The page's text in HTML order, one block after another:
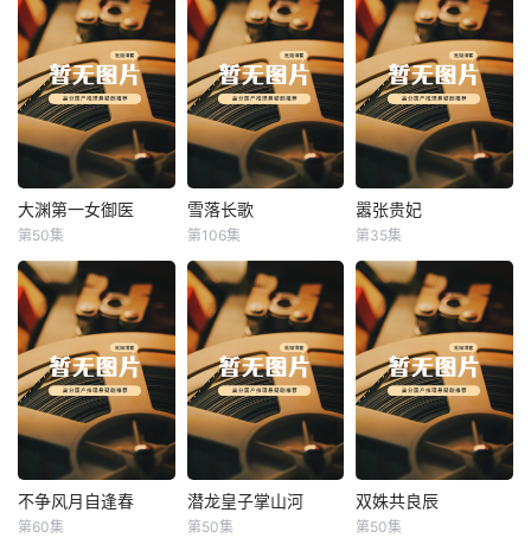
大渊第一女御医
大渊第一女御医
第50集
雪落长歌
雪落长歌
第106集
嚣张贵妃
嚣张贵妃
第35集
不争风月自逢春
不争风月自逢春
第60集
潜龙皇子掌山河
潜龙皇子掌山河
第50集
双姝共良辰
双姝共良辰
第50集